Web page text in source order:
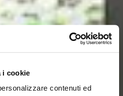
i cookie
contenuti ed